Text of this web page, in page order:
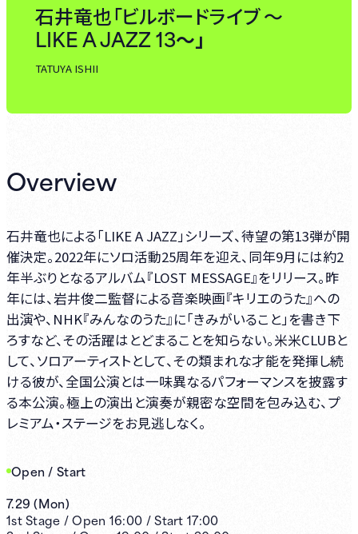
石井竜也「ビルボードライブ ～
LIKE A JAZZ 13～」
TATUYA ISHII
Overview
石井竜也による「LIKE A JAZZ」シリーズ、待望の第13弾が開
催決定。2022年にソロ活動25周年を迎え、同年9月には約2
年半ぶりとなるアルバム『LOST MESSAGE』をリリース。昨
年には、岩井俊二監督による音楽映画『キリエのうた』への
出演や、NHK『みんなのうた』に「きみがいること」を書き下
ろすなど、その活躍はとどまることを知らない。米米CLUBと
して、ソロアーティストとして、その類まれな才能を発揮し続
ける彼が、全国公演とは一味異なるパフォーマンスを披露す
る本公演。極上の演出と演奏が親密な空間を包み込む、プ
レミアム・ステージをお見逃しなく。
Open / Start
7.29 (Mon)
1stStage /Open 16:00 /Start 17:00